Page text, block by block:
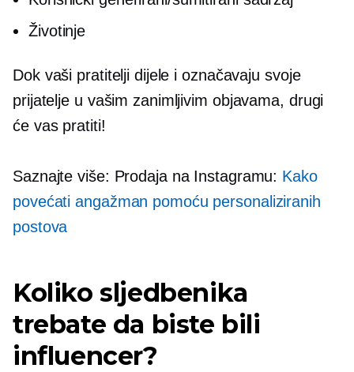
Životinje
Dok vaši pratitelji dijele i označavaju svoje
prijatelje u vašim zanimljivim objavama, drugi
će vas pratiti!
Saznajte više: Prodaja na Instagramu: Kako
povećati angažman pomoću personaliziranih
postova
Koliko sljedbenika
trebate da biste bili
influencer?